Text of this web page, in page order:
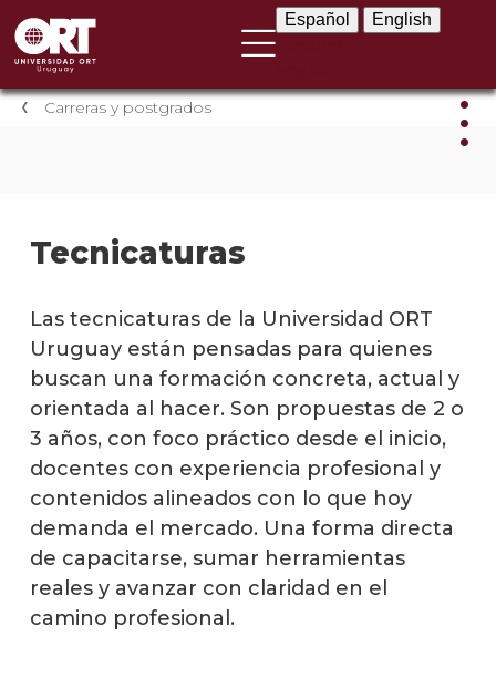
Español English
Carreras y postgrados
Tecnicaturas
Las tecnicaturas de la Universidad ORT
Uruguay están pensadas para quienes
buscan una formación concreta, actual y
orientada al hacer. Son propuestas de 2 o
3 años, con foco práctico desde el inicio,
docentes con experiencia profesional y
contenidos alineados con lo que hoy
demanda el mercado. Una forma directa
de capacitarse, sumar herramientas
reales y avanzar con claridad en el
camino profesional.